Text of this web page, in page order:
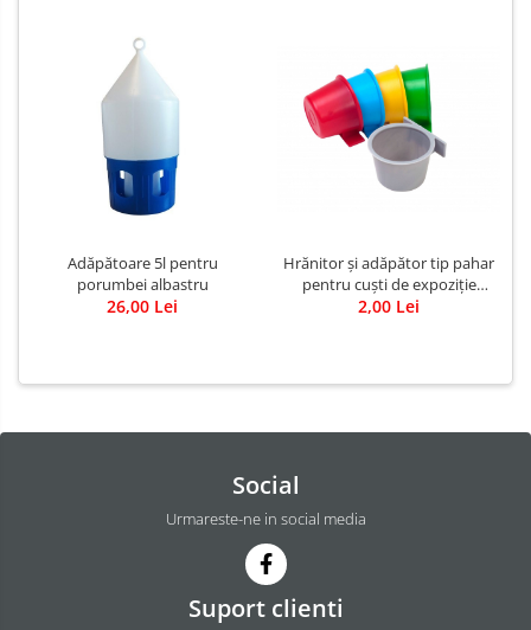
Adăpătoare 5l pentru
porumbei albastru
26,00 Lei
Hrănitor și adăpător tip pahar
pentru cuști de expoziție
diverse culori
2,00 Lei
Social
Urmareste-ne in social media
Suport clienti